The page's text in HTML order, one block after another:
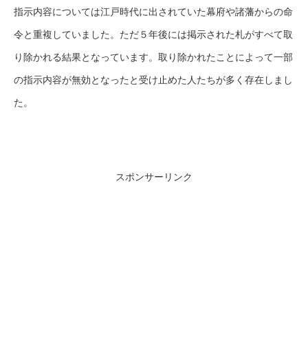
指示内容については江戸時代に出されていた幕府や諸藩からの命
令と重複していました。ただ５年後には掲示された札がすべて取
り除かれる結果となっています。取り除かれたことによって一部
の指示内容が無効となったと受け止めた人たちが多く存在しまし
た。
スポンサーリンク